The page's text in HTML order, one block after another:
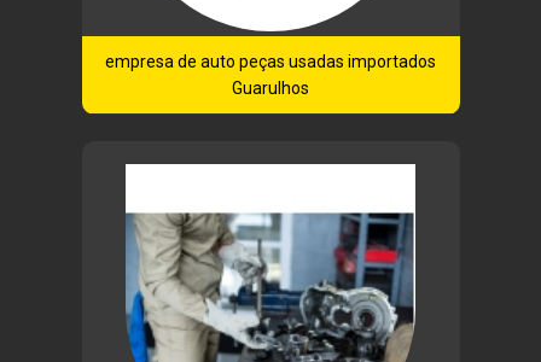
empresa de auto peças usadas importados
Guarulhos